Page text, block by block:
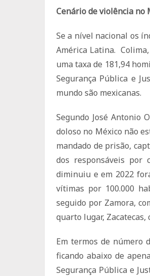
Cenário de violência no
Se a nível nacional os
América Latina.
uma taxa de 181,94
Segurança Pública e
mundo são mexicanas.
Segundo José Antonio
doloso no México não
mandado de prisão,
dos responsáveis ​​por
diminuiu e em 2022
vítimas por 100.000
seguido por Zamora,
quarto lugar, Zacatecas,
Em termos de número
ficando abaixo de
Segurança Pública e